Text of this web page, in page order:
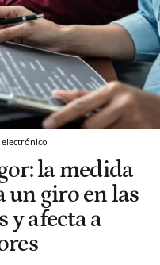
la medida
un giro en las
y afecta a